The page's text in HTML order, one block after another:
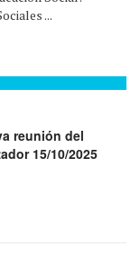
...
reunión del
15/10/2025